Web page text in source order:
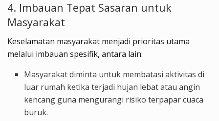
4. Imbauan Tepat Sasaran untuk
Masyarakat
Keselamatan masyarakat menjadi prioritas utama
melalui imbauan spesifik, antara lain:
Masyarakat diminta untuk membatasi aktivitas di
luar rumah ketika terjadi hujan lebat atau angin
kencang guna mengurangi risiko terpapar cuaca
buruk.